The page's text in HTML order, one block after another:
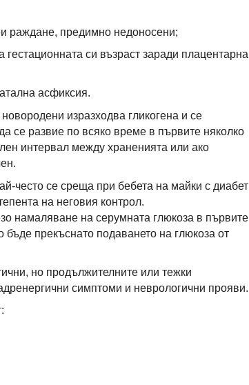
раждане, предимно недоносени;
гестационната си възраст заради плацентарна
асфиксия.
новородени изразходва гликогена и се
се развие по всяко време в първите няколко
интервал между храненията или ако
често се среща при бебета на майки с диабет
на неговия контрол.
намаляване на серумната глюкоза в първите
бъде прекъснато подаването на глюкоза от
но продължителните или тежки
симптоми и неврологични прояви.